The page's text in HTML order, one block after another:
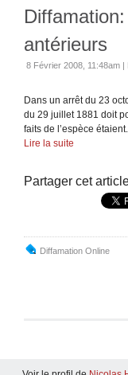
antérieurs
8 Février 2008, 11:48am |
Dans un arrêt du 23
du 29 juillet 1881 doit
faits de l’espèce
Lire la suite
Partager cet
Diffamation Online